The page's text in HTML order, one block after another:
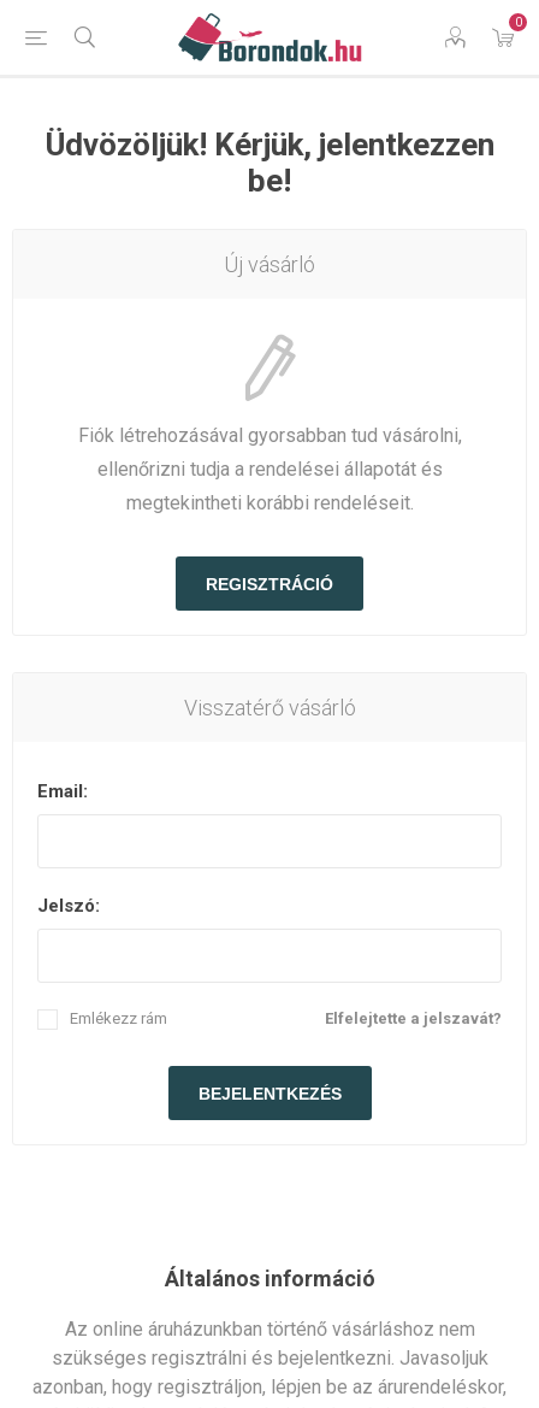
0
Üdvözöljük! Kérjük, jelentkezzen
be!
Új vásárló
Fiók létrehozásával gyorsabban tud vásárolni,
ellenőrizni tudja a rendelései állapotát és
megtekintheti korábbi rendeléseit.
Visszatérő vásárló
Email:
Jelszó:
Elfelejtette a jelszavát?
Emlékezz rám
Általános információ
Az online áruházunkban történő vásárláshoz nem
szükséges regisztrálni és bejelentkezni. Javasoljuk
azonban, hogy regisztráljon, lépjen be az árurendeléskor,